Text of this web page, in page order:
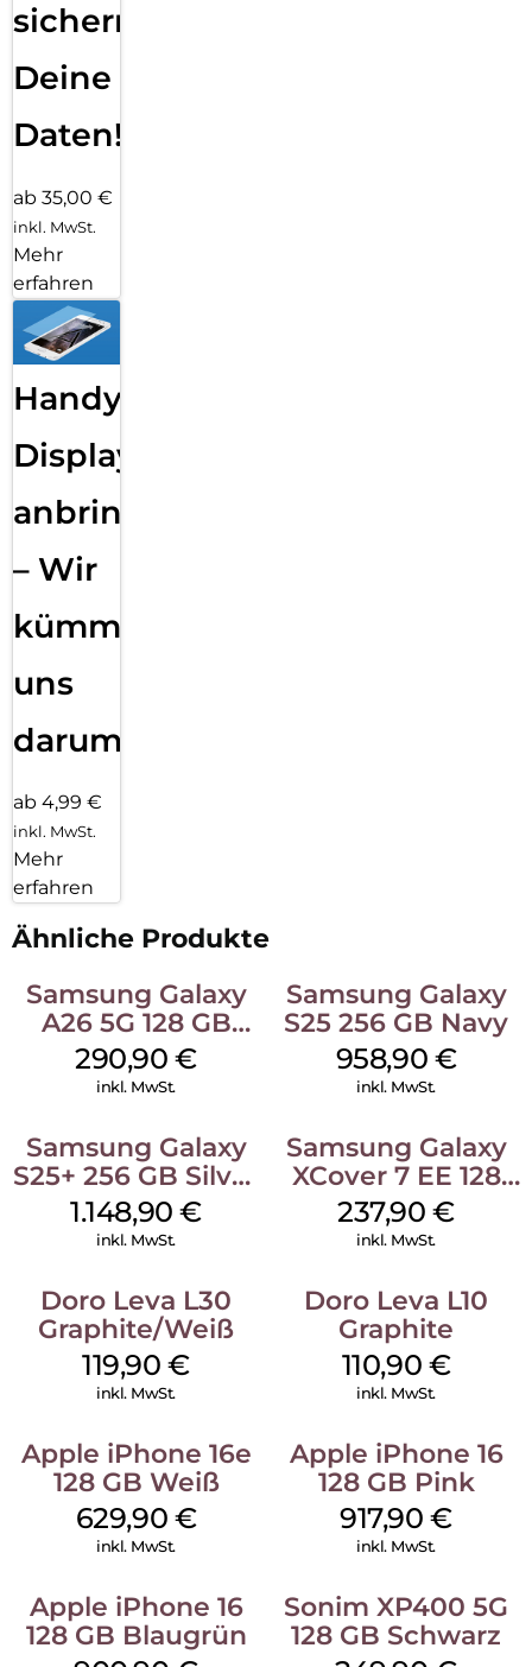
sichern
Deine
Daten!
ab 35,00 €
inkl. MwSt.
Mehr
erfahren
Handy
Displayfolie
anbringen
– Wir
kümmern
uns
darum!
ab 4,99 €
inkl. MwSt.
Mehr
erfahren
Ähnliche Produkte
Samsung Galaxy
A26 5G 128 GB
White
290,90€
inkl. MwSt.
Samsung Galaxy
S25 256 GB Navy
958,90 €
inkl. MwSt.
Samsung Galaxy
S25+ 256 GB Silver
Shadow
1.148,90€
inkl. MwSt.
Samsung Galaxy
XCover 7 EE 128
GB Black
237,90€
inkl. MwSt.
Doro Leva L30
Graphite/Weiß
119,90€
inkl. MwSt.
Doro Leva L10
Graphite
110,90 €
inkl. MwSt.
Apple iPhone 16e
128 GB Weiß
629,90 €
inkl. MwSt.
Apple iPhone 16
128 GB Pink
917,90€
inkl. MwSt.
Apple iPhone 16
128 GB Blaugrün
Sonim XP400 5G
128 GB Schwarz